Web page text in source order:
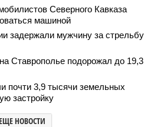
Северного Кавказа
машиной
задержали мужчину за стрельбу
Ставрополье подорожал до 19,3
почти 3,9 тысячи земельных
застройку
НОВОСТИ